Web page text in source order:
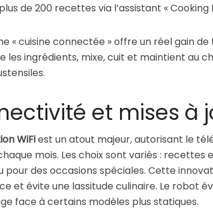
de 200 recettes via l’assistant « Cooking
« cuisine connectée » offre un réel gain
les ingrédients, mixe, cuit et maintient au
et mises à
WiFiest un atout majeur, autorisant le
mois. Les choix sont variés : recettes
pour des occasions spéciales. Cette
et évite une lassitude culinaire. Le robot
face à certains modèles plus statiques.